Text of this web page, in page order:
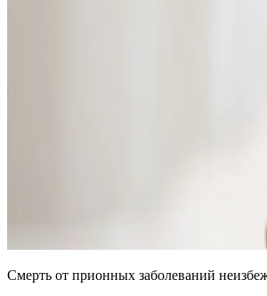
Смерть от прионных заболеваний